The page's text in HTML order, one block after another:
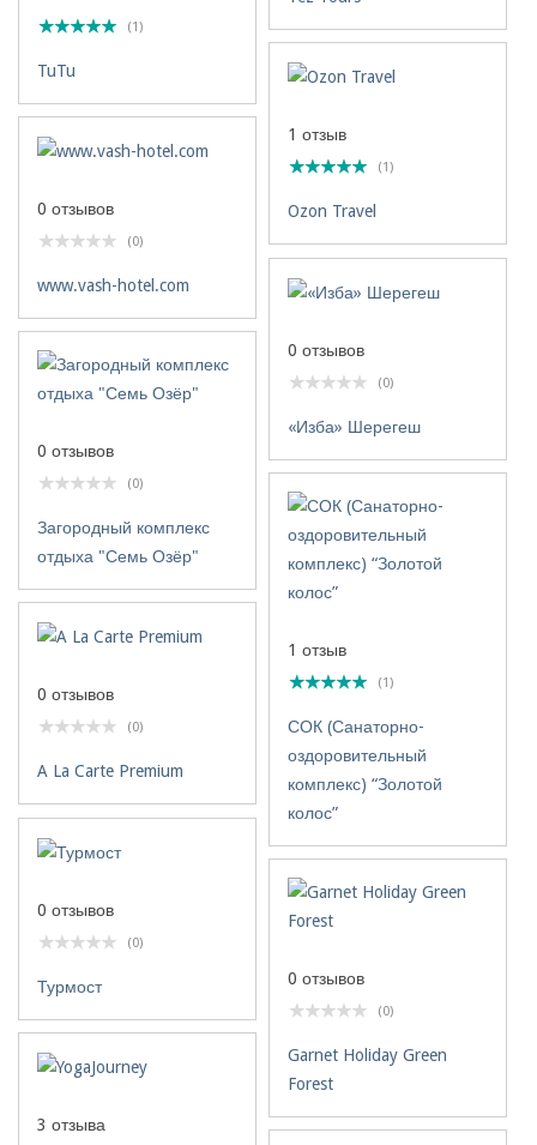
(1)
TuTu
1 отзыв
(1)
Ozon Travel
0 отзывов
(0)
www.vash-hotel.com
0 отзывов
(0)
«Изба» Шерегеш
0 отзывов
(0)
Загородный комплекс
отдыха "Семь Озёр"
1 отзыв
(1)
СОК (Санаторно-
оздоровительный
комплекс) “Золотой
колос”
0 отзывов
(0)
A La Carte Premium
0 отзывов
(0)
Турмост 0 отзывов
(0)
Garnet Holiday Green
Forest
3 отзыва